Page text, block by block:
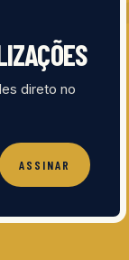
direto no
ASSINAR